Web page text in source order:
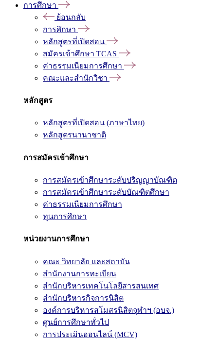
การศึกษา
ย้อนกลับ
การศึกษา
หลักสูตรที่เปิดสอน
สมัครเข้าศึกษา TCAS
ค่าธรรมเนียมการศึกษา
คณะและสำนักวิชา
หลักสูตร
หลักสูตรที่เปิดสอน (ภาษาไทย)
หลักสูตรนานาชาติ
การสมัครเข้าศึกษา
การสมัครเข้าศึกษาระดับปริญญาบัณฑิต
การสมัครเข้าศึกษาระดับบัณฑิตศึกษา
ค่าธรรมเนียมการศึกษา
ทุนการศึกษา
หน่วยงานการศึกษา
คณะ วิทยาลัย และสถาบัน
สำนักงานการทะเบียน
สำนักบริหารเทคโนโลยีสารสนเทศ
สำนักบริหารกิจการนิสิต
องค์การบริหารสโมสรนิสิตจุฬาฯ (อบจ.)
ศูนย์การศึกษาทั่วไป
การประเมินออนไลน์ (MCV)